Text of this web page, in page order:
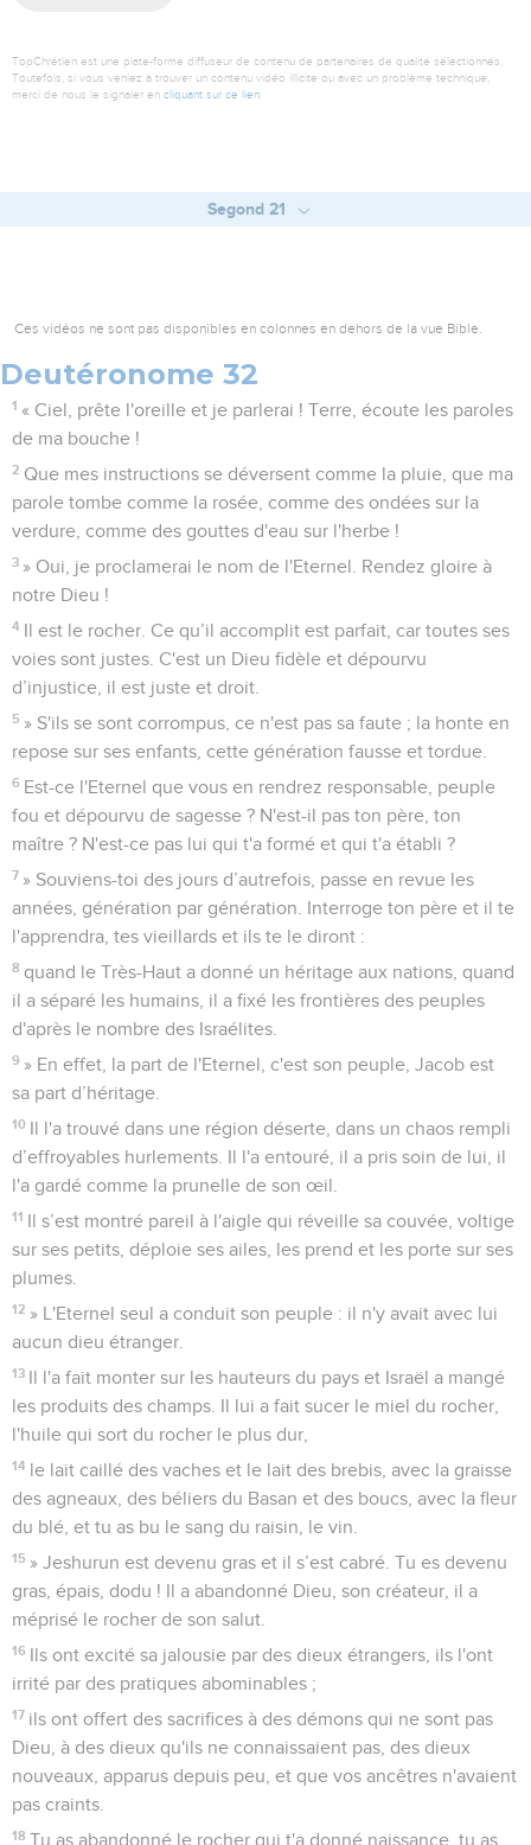
TopChrétien est une plate-forme diffuseur de contenu de partenaires de qualité sélectionnés.
Toutefois, si vous veniez à trouver un contenu vidéo illicite ou avec un problème technique,
merci de nous le signaler en cliquant sur ce lien
Segond 21
Ces vidéos ne sont pas disponibles en colonnes en dehors de la vue Bible.
Deutéronome 32
1 « Ciel, prête l'oreille et je parlerai ! Terre, écoute les paroles
de ma bouche !
2 Que mes instructions se déversent comme la pluie, que ma
parole tombe comme la rosée, comme des ondées sur la
verdure, comme des gouttes d'eau sur l'herbe !
3 » Oui, je proclamerai le nom de l'Eternel. Rendez gloire à
notre Dieu !
4 Il est le rocher. Ce qu’il accomplit est parfait, car toutes ses
voies sont justes. C'est un Dieu fidèle et dépourvu
d’injustice, il est juste et droit.
5 » S'ils se sont corrompus, ce n'est pas sa faute ; la honte en
repose sur ses enfants, cette génération fausse et tordue.
6 Est-ce l'Eternel que vous en rendrez responsable, peuple
fou et dépourvu de sagesse ? N'est-il pas ton père, ton
maître ? N'est-ce pas lui qui t'a formé et qui t'a établi ?
7 » Souviens-toi des jours d’autrefois, passe en revue les
années, génération par génération. Interroge ton père et il te
l'apprendra, tes vieillards et ils te le diront :
8 quand le Très-Haut a donné un héritage aux nations, quand
il a séparé les humains, il a fixé les frontières des peuples
d'après le nombre des Israélites.
9 » En effet, la part de l'Eternel, c'est son peuple, Jacob est
sa part d’héritage.
10 Il l'a trouvé dans une région déserte, dans un chaos rempli
d’effroyables hurlements. Il l'a entouré, il a pris soin de lui, il
l'a gardé comme la prunelle de son œil.
11 Il s’est montré pareil à l'aigle qui réveille sa couvée, voltige
sur ses petits, déploie ses ailes, les prend et les porte sur ses
plumes.
12 » L'Eternel seul a conduit son peuple : il n'y avait avec lui
aucun dieu étranger.
13 Il l'a fait monter sur les hauteurs du pays et Israël a mangé
les produits des champs. Il lui a fait sucer le miel du rocher,
l'huile qui sort du rocher le plus dur,
14 le lait caillé des vaches et le lait des brebis, avec la graisse
des agneaux, des béliers du Basan et des boucs, avec la fleur
du blé, et tu as bu le sang du raisin, le vin.
15 » Jeshurun est devenu gras et il s’est cabré. Tu es devenu
gras, épais, dodu ! Il a abandonné Dieu, son créateur, il a
méprisé le rocher de son salut.
16 Ils ont excité sa jalousie par des dieux étrangers, ils l'ont
irrité par des pratiques abominables ;
17 ils ont offert des sacrifices à des démons qui ne sont pas
Dieu, à des dieux qu'ils ne connaissaient pas, des dieux
nouveaux, apparus depuis peu, et que vos ancêtres n'avaient
pas craints.
18 Tu as abandonné le rocher qui t'a donné naissance, tu as